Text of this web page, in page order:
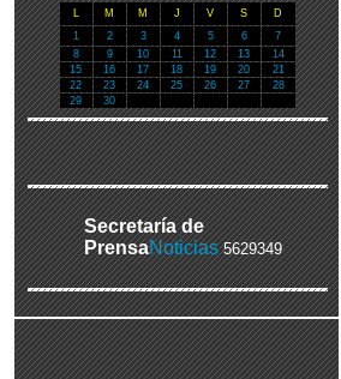
L M M J V S
D
1
2 3 4 5 6
7
8
9 10 11 12 13
14
15
16 17 18 19 20
21
22
23 24 25 26 27
28
29
30
Secretaría de
PrensaNoticias 5629349